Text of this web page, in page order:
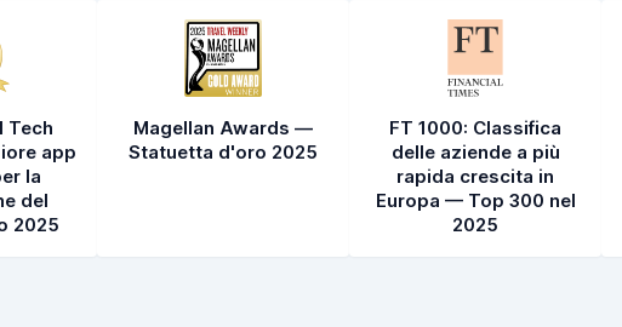
Tech
app
la
del
2025
Magellan Awards —
Statuetta d'oro 2025
FT 1000: Classifica
delle aziende a più
rapida crescita in
Europa — Top 300 nel
2025